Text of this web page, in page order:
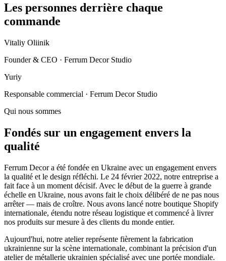
Les personnes derrière chaque
commande
Vitaliy Oliinik
Founder & CEO · Ferrum Decor Studio
Yuriy
Responsable commercial · Ferrum Decor Studio
Qui nous sommes
Fondés sur un engagement envers la
qualité
Ferrum Decor a été fondée en Ukraine avec un engagement envers
la qualité et le design réfléchi. Le 24 février 2022, notre entreprise a
fait face à un moment décisif. Avec le début de la guerre à grande
échelle en Ukraine, nous avons fait le choix délibéré de ne pas nous
arrêter — mais de croître. Nous avons lancé notre boutique Shopify
internationale, étendu notre réseau logistique et commencé à livrer
nos produits sur mesure à des clients du monde entier.
Aujourd'hui, notre atelier représente fièrement la fabrication
ukrainienne sur la scène internationale, combinant la précision d'un
atelier de métallerie ukrainien spécialisé avec une portée mondiale.